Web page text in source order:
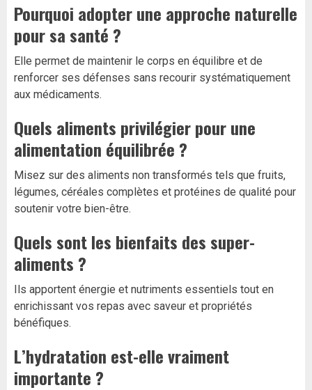
Pourquoi adopter une approche naturelle
pour sa santé ?
Elle permet de maintenir le corps en équilibre et de
renforcer ses défenses sans recourir systématiquement
aux médicaments.
Quels aliments privilégier pour une
alimentation équilibrée ?
Misez sur des aliments non transformés tels que fruits,
légumes, céréales complètes et protéines de qualité pour
soutenir votre bien-être.
Quels sont les bienfaits des super-
aliments ?
Ils apportent énergie et nutriments essentiels tout en
enrichissant vos repas avec saveur et propriétés
bénéfiques.
L’hydratation est-elle vraiment
importante ?